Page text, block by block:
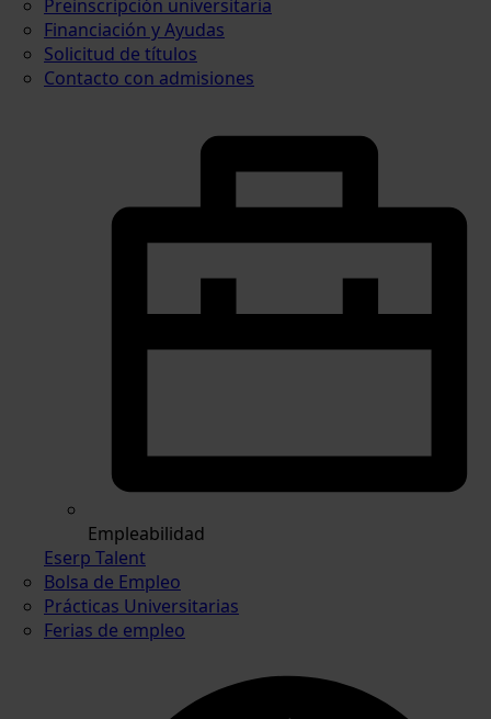
Preinscripción universitaria
Financiación y Ayudas
Solicitud de títulos
Contacto con admisiones
Empleabilidad
Eserp Talent
Bolsa de Empleo
Prácticas Universitarias
Ferias de empleo